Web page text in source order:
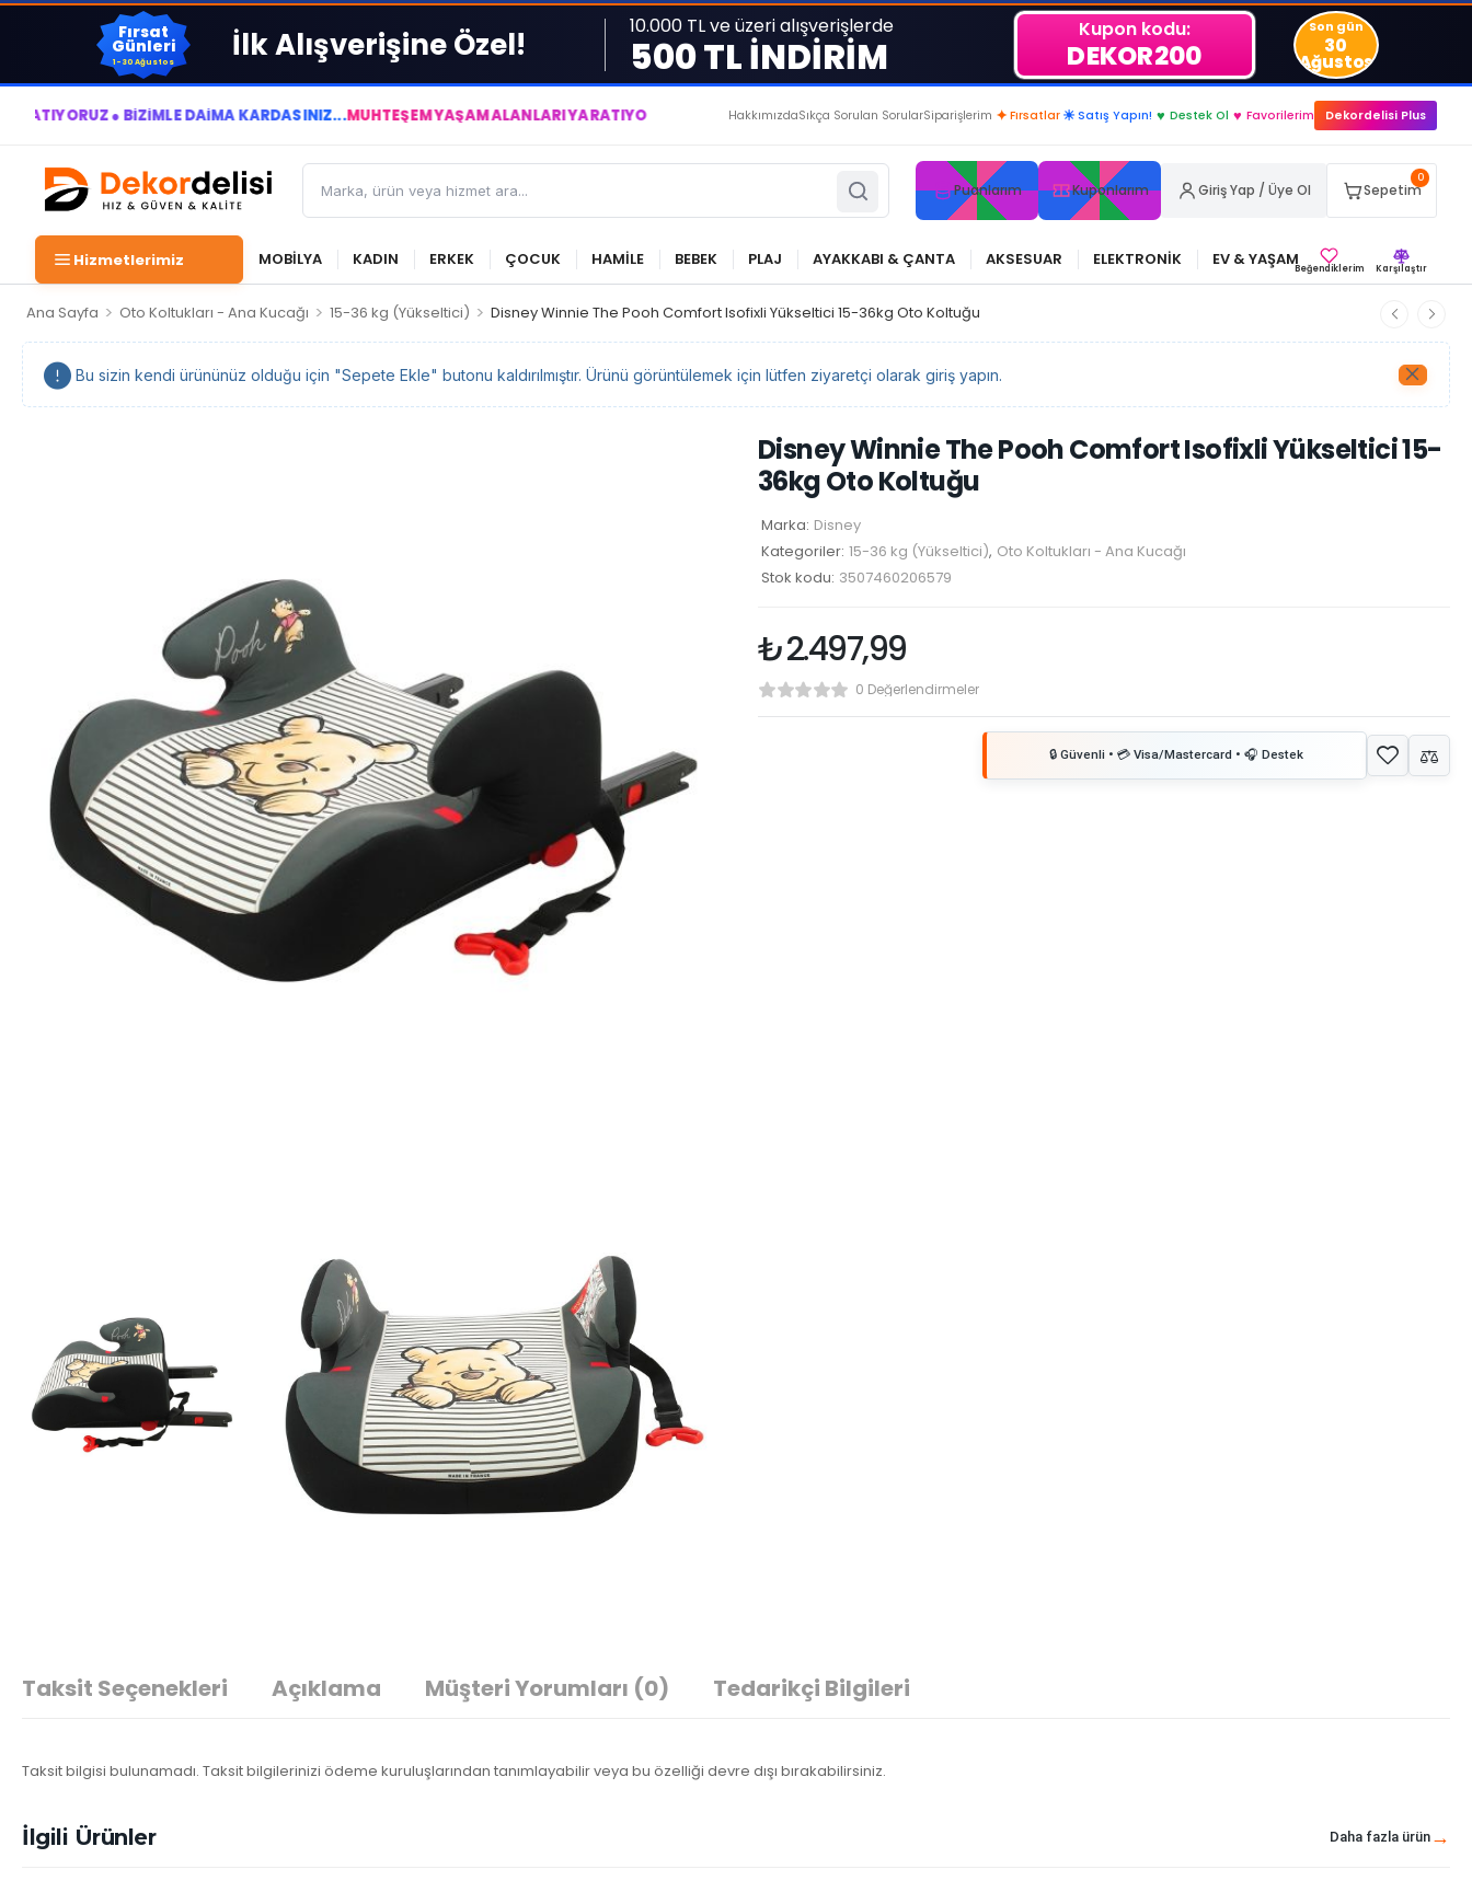
Fırsat
Günleri
1-30 Ağustos İlk Alışverişine Özel! 10.000 TL ve üzeri alışverişlerde
500 TL İNDİRİM
Kupon kodu:
DEKOR200
Son gün
30
Ağustos
● BİZİMLE DAİMA KÂRDASINIZ...MUHTEŞEM YAŞAM ALANLARI YARATIYOR VE YAŞATIYORUZ ● BİZİMLE DAİMA KÂRDASINIZ...
HakkımızdaSıkça Sorulan SorularSiparişlerim ✦ Fırsatlar ☀ Satış Yapın! ♥ Destek Ol ♥ Favorilerim Dekordelisi Plus
Puanlarım Kuponlarım Giriş Yap / Üye Ol
0
Sepetim
Hizmetlerimiz MOBİLYA KADIN ERKEK ÇOCUK HAMİLE BEBEK PLAJ AYAKKABI & ÇANTA AKSESUAR ELEKTRONİK EV & YAŞAMBeğendiklerim Karşılaştır
Ana Sayfa > Oto Koltukları - Ana Kucağı > 15-36 kg (Yükseltici) > Disney Winnie The Pooh Comfort Isofixli Yükseltici 15-36kg Oto Koltuğu
Bu sizin kendi ürününüz olduğu için "Sepete Ekle" butonu kaldırılmıştır. Ürünü görüntülemek için lütfen ziyaretçi olarak giriş yapın.
Disney Winnie The Pooh Comfort Isofixli Yükseltici 15-
36kg Oto Koltuğu
Marka: Disney
Kategoriler: 15-36 kg (Yükseltici), Oto Koltukları - Ana Kucağı
Stok kodu: 3507460206579
₺2.497,99
0 Değerlendirmeler
Taksit Seçenekleri Açıklama Müşteri Yorumları (0) Tedarikçi Bilgileri
Taksit bilgisi bulunamadı. Taksit bilgilerinizi ödeme kuruluşlarından tanımlayabilir veya bu özelliği devre dışı bırakabilirsiniz.
İlgili Ürünler Daha fazla ürün